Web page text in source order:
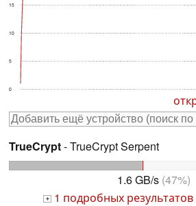
0
5
10
15
TrueCrypt- TrueCrypt Serpent
1.6 GB/s(47%)
+ 1 подробных результатов